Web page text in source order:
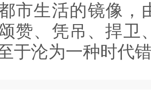
市生活的镜像，
赞、凭吊、捍卫
于沦为一种时代